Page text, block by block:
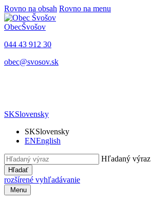
Rovno na obsah Rovno na menu
ObecŠvošov
044 43 912 30
obec@svosov.sk
SKSlovensky
SKSlovensky
ENEnglish
Hľadaný výraz
Hľadať
rozšírené vyhľadávanie
Menu